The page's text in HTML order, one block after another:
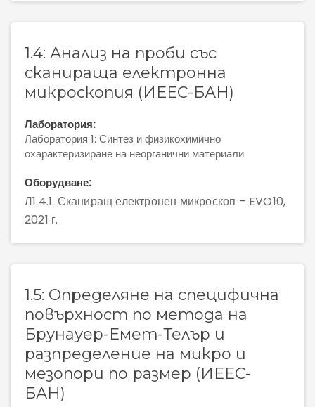
1.4: Анализ на проби със
сканираща електронна
микроскопия (ИЕЕС-БАН)
Лаборатория:
Лаборатория 1: Синтез и физикохимично
охарактеризиране на неорганични материали
Оборудване:
Л1.4.1. Сканиращ електронен микроскоп – EVO10,
2021 г.
1.5: Определяне на специфична
повърхност по метода на
Брунауер-Емет-Телър и
разпределение на микро и
мезопори по размер (ИЕЕС-
БАН)